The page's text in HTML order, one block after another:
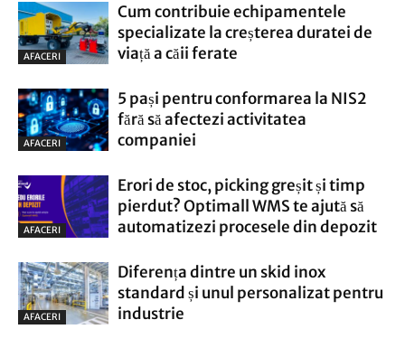
AFACERI
Cum contribuie echipamentele
specializate la creșterea duratei de
viață a căii ferate
AFACERI
5 pași pentru conformarea la NIS2
fără să afectezi activitatea
companiei
AFACERI
Erori de stoc, picking greșit și timp
pierdut? Optimall WMS te ajută să
automatizezi procesele din depozit
AFACERI
Diferența dintre un skid inox
standard și unul personalizat pentru
industrie